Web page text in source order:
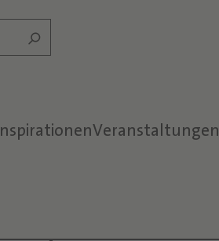
Veranstaltungen